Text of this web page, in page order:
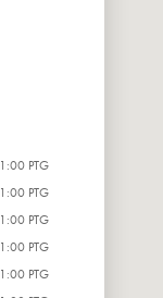
PTG
PTG
PTG
PTG
PTG